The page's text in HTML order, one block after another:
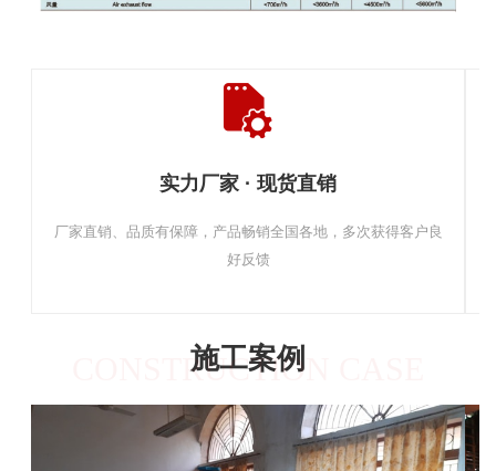
实力厂家 · 现货直销
厂家直销、品质有保障，产品畅销全国各地，多次获得客户良
好反馈
施工案例
CONSTRUCTION CASE